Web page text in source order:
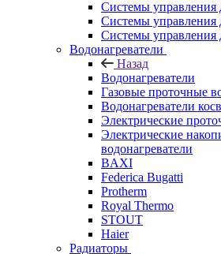
Системы управления
Системы управления
Системы управления
Водонагреватели
Назад
Водонагреватели
Газовые проточные
Водонагреватели
Электрические
Электрические
водонагреватели
BAXI
Federica Bugatti
Protherm
Royal Thermo
STOUT
Haier
Радиаторы